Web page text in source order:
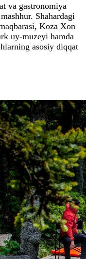
va gastronomiya
Shahardagi
Koza Xon
uy-muzeyi hamda
asosiy diqqat